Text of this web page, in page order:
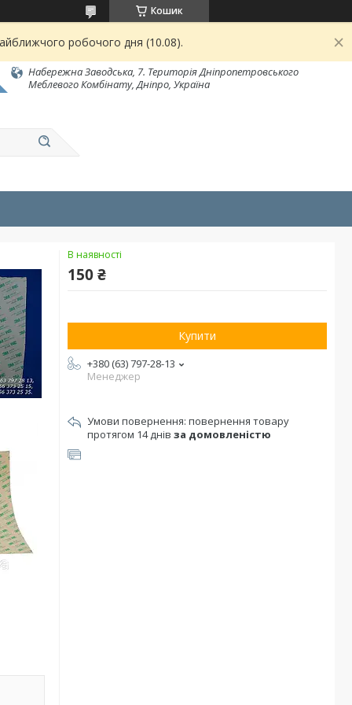
Кошик
робочого дня (10.08).
Набережна Заводська, 7. Територія Дніпропетровського
Меблевого Комбінату, Дніпро, Україна
В наявності
150 ₴
Купити
+380 (63) 797-28-13
Менеджер
повернення товару
протягом 14 днів за домовленістю